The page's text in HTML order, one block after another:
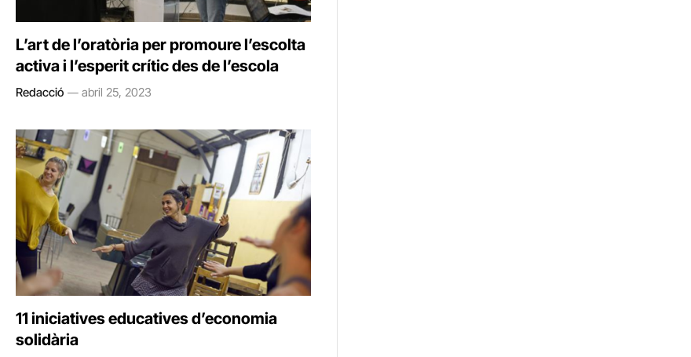
L’art de l’oratòria per promoure l’escolta
activa i l’esperit crític des de l’escola
Redacció abril 25, 2023
11 iniciatives educatives d’economia
solidària